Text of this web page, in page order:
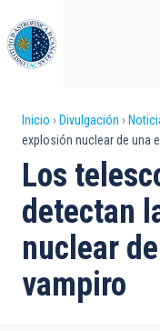
al
contenido
principal
Sobrescribir
enlaces
de
ayuda
a
la
Inicio Divulgación
explosión nuclear de una
Los
detectan
nuclear
vampiro